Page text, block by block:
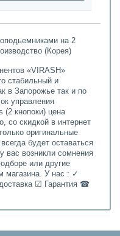
на 2
(Корея)
«VIRASH»
стабильный и
в Запорожье так и по
управления
(2 кнопоки) цена
со скидкой в интернет
оригинальные
будет оставаться
возникли сомнения
или другие
магазина. У нас : ✓
☑ Гарантия ☎